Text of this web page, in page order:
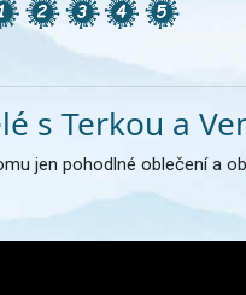
s Terkou a
jen pohodlné oblečení a